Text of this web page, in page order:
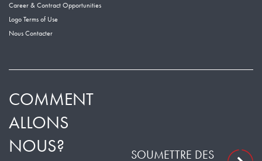
Career & Contract Opportunities
Logo Terms of Use
Nous Contacter
COMMENT
ALLONS
NOUS?
SOUMETTRE DES